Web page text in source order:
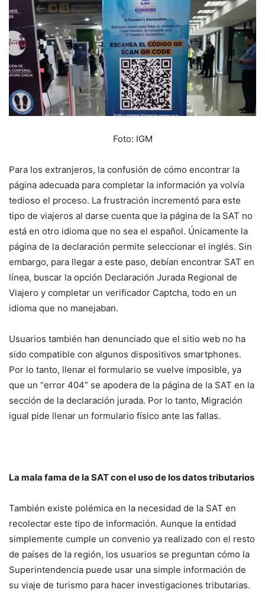
Foto: IGM
Para los extranjeros, la confusión de cómo encontrar la
página adecuada para completar la información ya volvía
tedioso el proceso. La frustración incrementó para este
tipo de viajeros al darse cuenta que la página de la SAT no
está en otro idioma que no sea el español. Únicamente la
página de la declaración permite seleccionar el inglés. Sin
embargo, para llegar a este paso, debían encontrar SAT en
línea, buscar la opción Declaración Jurada Regional de
Viajero y completar un verificador Captcha, todo en un
idioma que no manejaban.
Usuarios también han denunciado que el sitio web no ha
sido compatible con algunos dispositivos smartphones.
Por lo tanto, llenar el formulario se vuelve imposible, ya
que un “error 404” se apodera de la página de la SAT en la
sección de la declaración jurada. Por lo tanto, Migración
igual pide llenar un formulario físico ante las fallas.
La mala fama de la SAT con el uso de los datos tributarios
También existe polémica en la necesidad de la SAT en
recolectar este tipo de información. Aunque la entidad
simplemente cumple un convenio ya realizado con el resto
de países de la región, los usuarios se preguntan cómo la
Superintendencia puede usar una simple información de
su viaje de turismo para hacer investigaciones tributarias.